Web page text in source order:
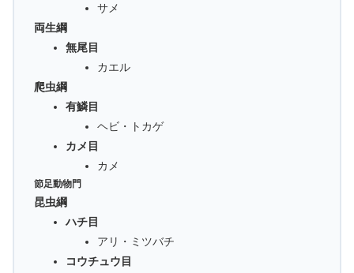
サメ
両生綱
無尾目
カエル
爬虫綱
有鱗目
ヘビ・トカゲ
カメ目
カメ
節足動物門
昆虫綱
ハチ目
アリ・ミツバチ
コウチュウ目